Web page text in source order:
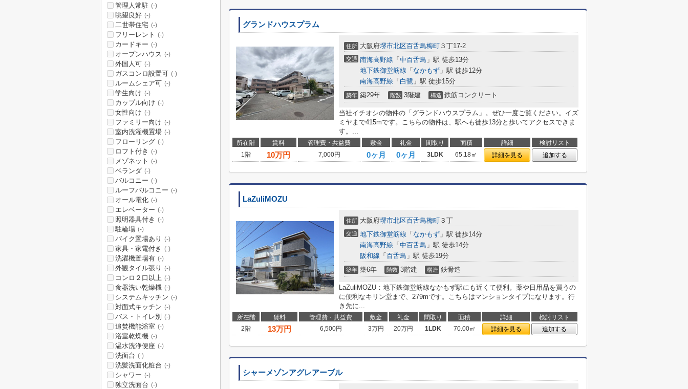
グランドハウスプラム
住所 大阪府堺市北区百舌鳥梅町 ３丁17-2
交通 南海高野線 「 中百舌鳥 」駅 徒歩13分
地下鉄御堂筋線 「 なかもず 」駅 徒歩12分
南海高野線 「 白鷺 」駅 徒歩15分
築年 築29年 階数 3階建 構造 鉄筋コンクリート
当社イチオシの物件の「グランドハウスプラム」。ぜひ一度ご覧ください。イズ
ミヤまで415mです。こちらの物件は、駅へも徒歩13分と歩いてアクセスできま
す。...
所在階 賃料 管理費・共益費 敷金 礼金 間取り 面積 詳細
検討リスト
1階
10万円 7,000円 0ヶ月 0ヶ月 3LDK 65.18㎡ 詳細を見る 追加する
LaZuliMOZU
住所 大阪府堺市北区百舌鳥梅町 ３丁
交通 地下鉄御堂筋線 「 なかもず 」駅 徒歩14分
南海高野線 「 中百舌鳥 」駅 徒歩14分
阪和線 「 百舌鳥 」駅 徒歩19分
築年 築6年 階数 3階建 構造 鉄骨造
LaZuliMOZU：地下鉄御堂筋線なかもず駅にも近くて便利。薬や日用品を買うの
に便利なキリン堂まで、279mです。こちらはマンションタイプになります。行
き先に...
所在階 賃料 管理費・共益費 敷金 礼金 間取り 面積 詳細
検討リスト
2階
13万円 6,500円 3万円 20万円 1LDK 70.00㎡ 詳細を見る 追加する
シャーメゾンアグレアーブル
管理人常駐 (-)
眺望良好 (-)
二世帯住宅 (-)
フリーレント (-)
カードキー (-)
オープンハウス (-)
外国人可 (-)
ガスコンロ設置可 (-)
ルームシェア可 (-)
学生向け (-)
カップル向け (-)
女性向け (-)
ファミリー向け (-)
室内洗濯機置場 (-)
フローリング (-)
ロフト付き (-)
メゾネット (-)
ベランダ (-)
バルコニー (-)
ルーフバルコニー (-)
オール電化 (-)
エレベーター (-)
照明器具付き (-)
駐輪場 (-)
バイク置場あり (-)
家具・家電付き (-)
洗濯機置場有 (-)
外観タイル張り (-)
コンロ２口以上 (-)
食器洗い乾燥機 (-)
システムキッチン (-)
対面式キッチン (-)
バス・トイレ別 (-)
追焚機能浴室 (-)
浴室乾燥機 (-)
温水洗浄便座 (-)
洗面台 (-)
洗髪洗面化粧台 (-)
シャワー (-)
独立洗面台 (-)